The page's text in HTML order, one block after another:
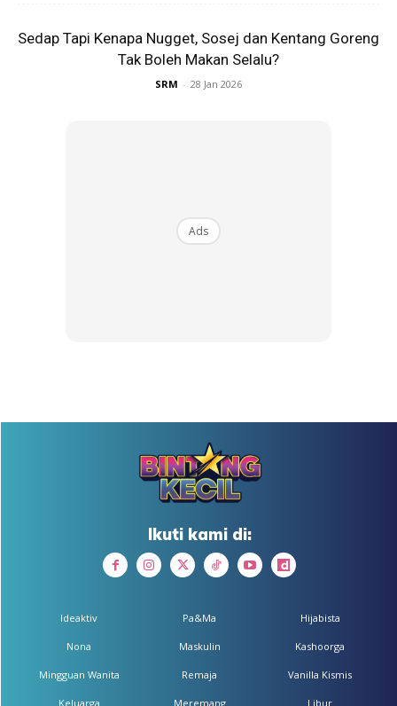
Yusof Haslam dan Datin Patimah Ismail.
Ads
Sedap Tapi Kenapa Nugget, Sosej dan Kentang Goreng
Tak Boleh Makan Selalu?
SRM - 28 Jan 2026
Ads
Ikuti kami di:
Ideaktiv
Nona
Mingguan Wanita
Keluarga
Pa&Ma
Maskulin
Remaja
Meremang
Hijabista
Kashoorga
Vanilla Kismis
Libur